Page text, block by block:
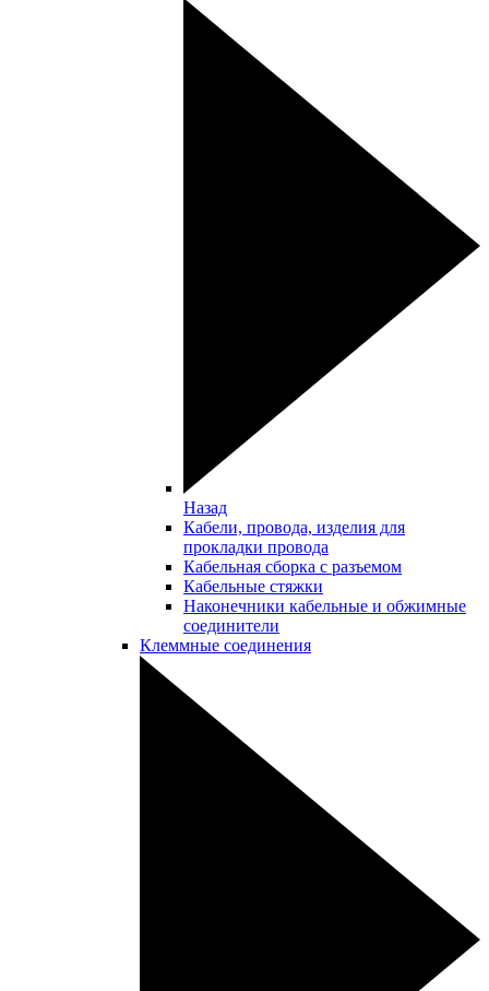
Назад
Кабели, провода, изделия для
прокладки провода
Кабельная сборка с разъемом
Кабельные стяжки
Наконечники кабельные и обжимные
соединители
Клеммные соединения